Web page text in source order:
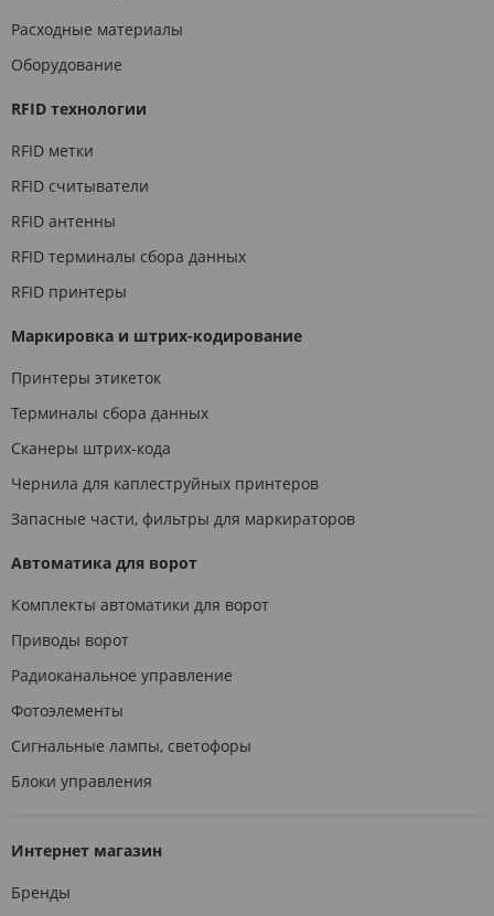
Расходные материалы
Оборудование
RFID технологии
RFID метки
RFID считыватели
RFID антенны
RFID терминалы сбора данных
RFID принтеры
Маркировка и штрих-кодирование
Принтеры этикеток
Терминалы сбора данных
Сканеры штрих-кода
Чернила для каплеструйных принтеров
Запасные части, фильтры для маркираторов
Автоматика для ворот
Комплекты автоматики для ворот
Приводы ворот
Радиоканальное управление
Фотоэлементы
Сигнальные лампы, светофоры
Блоки управления
Интернет магазин
Бренды